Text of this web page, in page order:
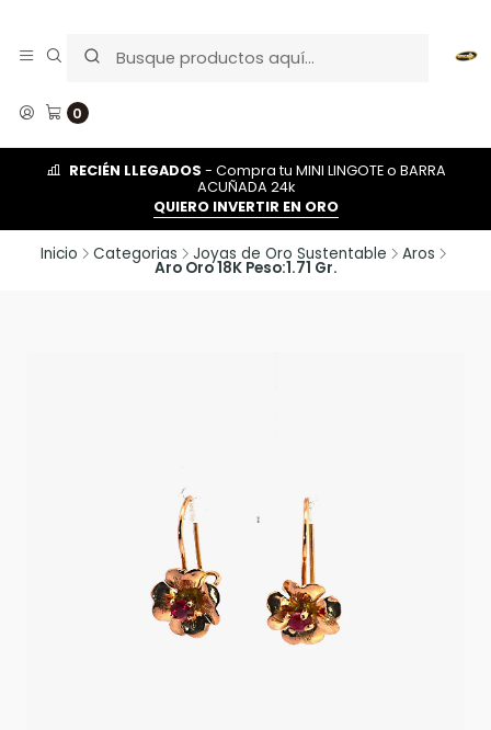
0
RECIÉN LLEGADOS - Compra tu MINI LINGOTE o BARRA
ACUÑADA 24k
QUIERO INVERTIR EN ORO
Inicio Categorias Joyas de Oro Sustentable Aros
Aro Oro 18K Peso:1.71 Gr.